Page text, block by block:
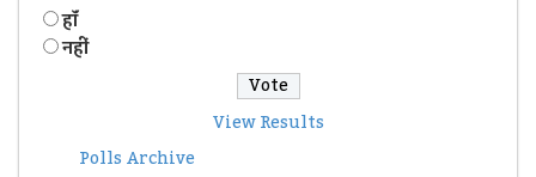
हॉं
नहीं
View Results
Polls Archive